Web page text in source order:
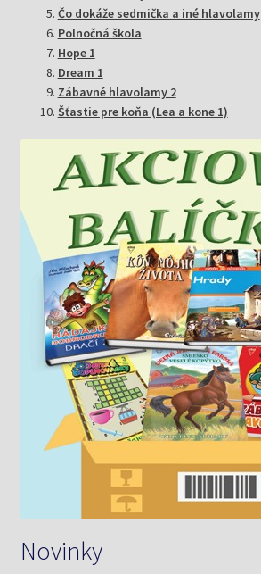
Čo dokáže sedmička a iné hlavolamy
Polnočná škola
Hope 1
Dream 1
Zábavné hlavolamy 2
Šťastie pre koňa (Lea a kone 1)
Novinky